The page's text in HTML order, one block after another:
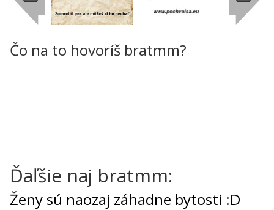
Čo na to hovoríš bratmm?
Ďaľšie naj bratmm:
Ženy sú naozaj záhadne bytosti :D